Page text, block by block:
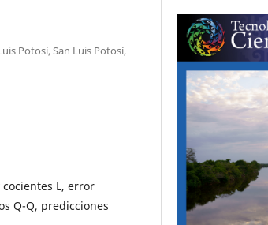
Potosí, San Luis Potosí,
L, error
Q-Q, predicciones